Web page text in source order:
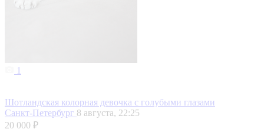
1
Шотландская колорная девочка с голубыми глазами
Санкт-Петербург 8 августа, 22:25
20 000 ₽